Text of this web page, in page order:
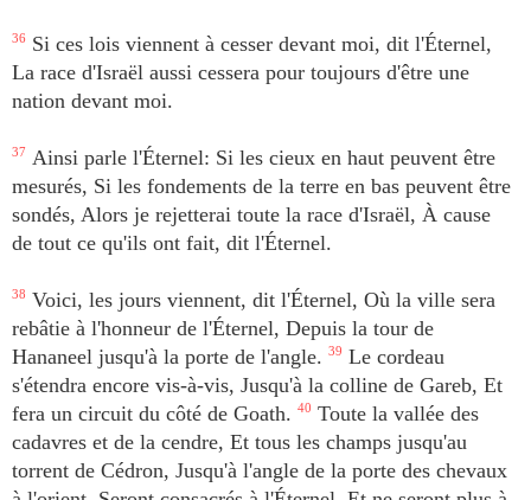
36 Si ces lois viennent à cesser devant moi, dit l'Éternel,
La race d'Israël aussi cessera pour toujours d'être une
nation devant moi.
37 Ainsi parle l'Éternel: Si les cieux en haut peuvent être
mesurés, Si les fondements de la terre en bas peuvent être
sondés, Alors je rejetterai toute la race d'Israël, À cause
de tout ce qu'ils ont fait, dit l'Éternel.
38 Voici, les jours viennent, dit l'Éternel, Où la ville sera
rebâtie à l'honneur de l'Éternel, Depuis la tour de
Hananeel jusqu'à la porte de l'angle. 39 Le cordeau
s'étendra encore vis-à-vis, Jusqu'à la colline de Gareb, Et
fera un circuit du côté de Goath. 40 Toute la vallée des
cadavres et de la cendre, Et tous les champs jusqu'au
torrent de Cédron, Jusqu'à l'angle de la porte des chevaux